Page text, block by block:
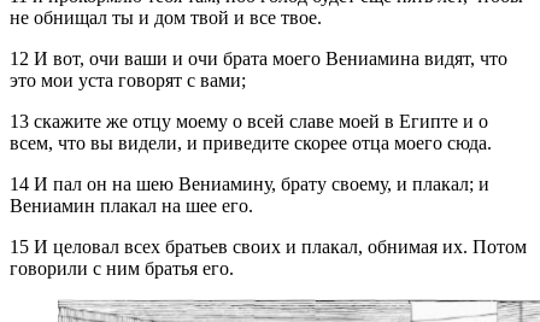
не обнищал ты и дом твой и все твое.
12 И вот, очи ваши и очи брата моего Вениамина видят, что
это мои уста говорят с вами;
13 скажите же отцу моему о всей славе моей в Египте и о
всем, что вы видели, и приведите скорее отца моего сюда.
14 И пал он на шею Вениамину, брату своему, и плакал; и
Вениамин плакал на шее его.
15 И целовал всех братьев своих и плакал, обнимая их. Потом
говорили с ним братья его.